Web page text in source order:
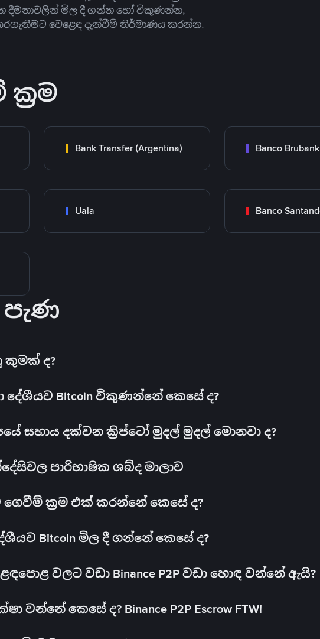
දීමනාවලින් මිල දී ගන්න හෝ විකුණන්න,
වෙළෙඳ දැන්වීම් නිර්මාණය කරන්න.
ක්‍රම
Bank Transfer (Argentina) Banco Brubank
Uala
කුමක් ද?
දේශීයව Bitcoin විකුණන්නේ කෙසේ ද?
සහාය දක්වන ක්‍රිප්ටෝ මුදල් මුදල් මොනවා ද?
පාරිභාෂික ශබ්ද මාලාව
ගෙවීම් ක්‍රම එක් කරන්නේ කෙසේ ද?
Bitcoin මිල දී ගන්නේ කෙසේ ද?
වලට වඩා Binance P2P වඩා හොඳ වන්නේ ඇයි?
වන්නේ කෙසේ ද? Binance P2P Escrow FTW!